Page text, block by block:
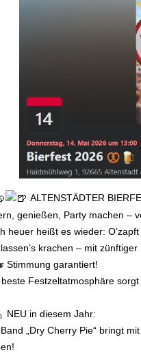
ALTENSTÄDTER
genießen, Party machen –
heuer heißt es wieder:
krachen – mit
Stimmung garantiert!
Festzeltatmosphäre
NEU in diesem Jahr:
„Dry Cherry Pie“ bringt